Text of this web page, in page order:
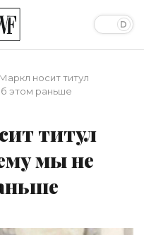
носит титул
этом раньше
титул
мы не